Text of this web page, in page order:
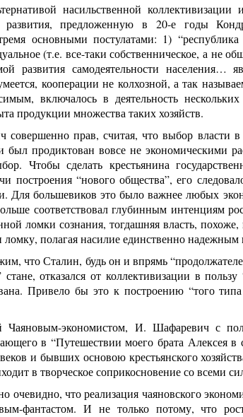
насильственной
развития, предложенную в 20-е годы
основными постулатами: 1)
(т.е. все-таки собственническое, а не
развития самодеятельности населения…
кооперации не колхозной, а так
включалось в деятельность
продукции множества таких хозяйств.
прав, считая, что выбор власти в
был продиктован вовсе не экономическими
Чтобы сделать крестьянина
построения “нового общества”, его
Для большевиков это было важнее любых
соответствовал глубинным интенциям
ломки сознания, тогдашняя власть,
ломку, полагая насилие единственно надежным
что Сталин, будь он и впрямь
стане, отказался от коллективизации в
Привело бы это к построению “того
Чаяновым-экономистом, И. Шафаревич с
в “Путешествии моего брата Алексея в
и бывших основою крестьянского
в творческое соприкосновение со всеми
очевидно, что реализация чаяновского
фантастом. И не только потому, что рост